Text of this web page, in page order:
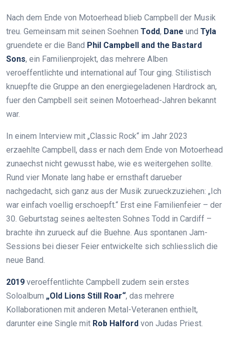
Nach dem Ende von Motoerhead blieb Campbell der Musik
treu. Gemeinsam mit seinen Soehnen Todd, Dane und Tyla
gruendete er die Band Phil Campbell and the Bastard
Sons, ein Familienprojekt, das mehrere Alben
veroeffentlichte und international auf Tour ging. Stilistisch
knuepfte die Gruppe an den energiegeladenen Hardrock an,
fuer den Campbell seit seinen Motoerhead-Jahren bekannt
war.
In einem Interview mit „Classic Rock“ im Jahr 2023
erzaehlte Campbell, dass er nach dem Ende von Motoerhead
zunaechst nicht gewusst habe, wie es weitergehen sollte.
Rund vier Monate lang habe er ernsthaft darueber
nachgedacht, sich ganz aus der Musik zurueckzuziehen: „Ich
war einfach voellig erschoepft.“ Erst eine Familienfeier – der
30. Geburtstag seines aeltesten Sohnes Todd in Cardiff –
brachte ihn zurueck auf die Buehne. Aus spontanen Jam-
Sessions bei dieser Feier entwickelte sich schliesslich die
neue Band.
2019 veroeffentlichte Campbell zudem sein erstes
Soloalbum „Old Lions Still Roar“, das mehrere
Kollaborationen mit anderen Metal-Veteranen enthielt,
darunter eine Single mit Rob Halford von Judas Priest.